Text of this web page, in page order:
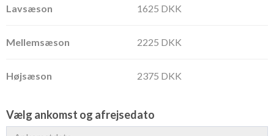
1625 DKK
2225 DKK
2375 DKK
Vælg ankomst og afrejsedato